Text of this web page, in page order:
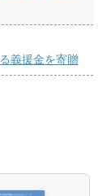
義援金を寄贈